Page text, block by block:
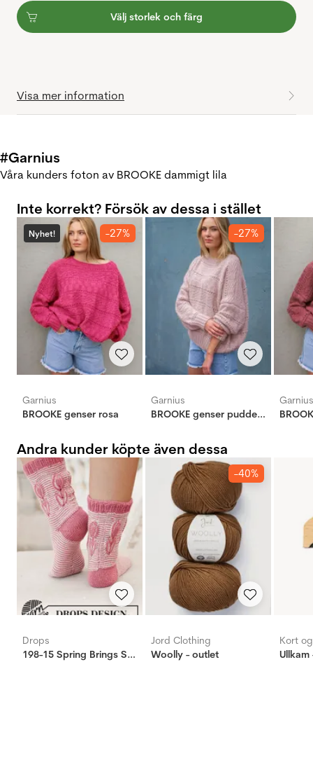
Välj storlek och färg
Visa mer information
#Garnius
Våra kunders foton av BROOKE dammigt lila
Inte korrekt? Försök av dessa i stället
-27%
Nyhet!
Garnius
BROOKE genser rosa
-27%
Garnius
BROOKE genser pudderrosa
Garnius
Andra kunder köpte även dessa
Drops
198-15 Spring Brings Sokker
-40%
Jord Clothing
Woolly - outlet
Kort
Ullkam